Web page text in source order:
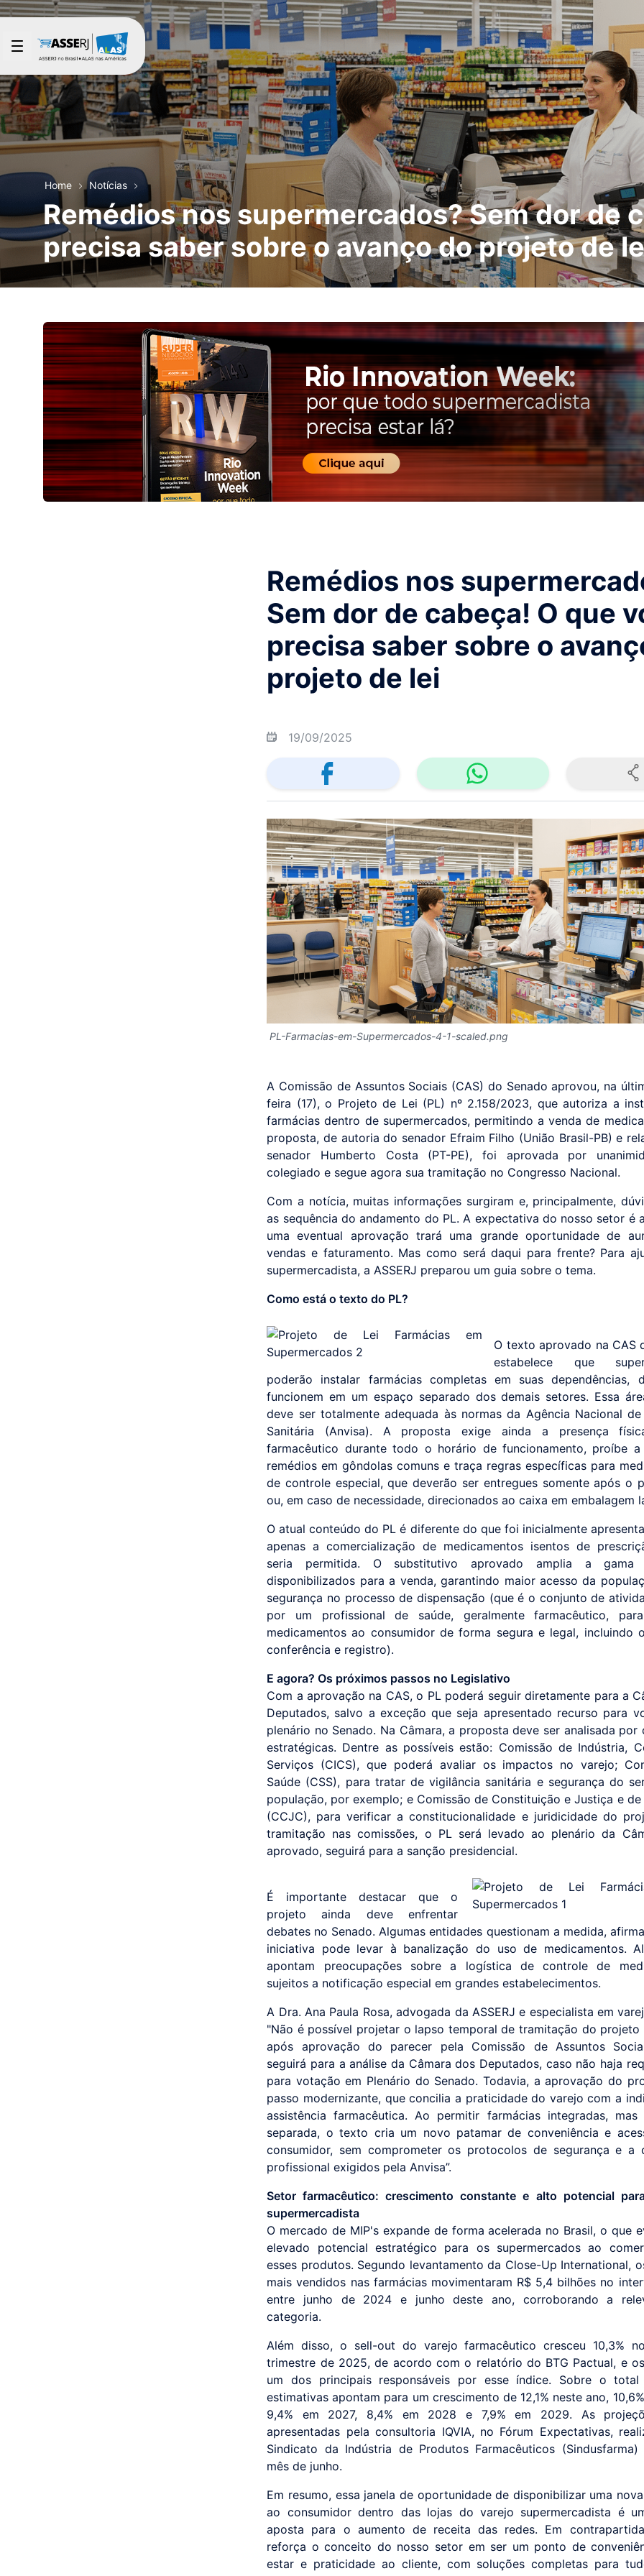
Pular para o Conteúdo principal
Home Notícias
Remédios nos supermercados? Sem dor de
precisa saber sobre o avanço do projeto de
Remédios nos
Sem dor de cabeça! O que
precisa saber sobre o
projeto de lei
19/09/2025
PL-Farmacias-em-Supermercados-4-1-scaled.png
A Comissão de Assuntos Sociais (CAS) do Senado aprovou, na
feira (17), o Projeto de Lei (PL) nº 2.158/2023, que autoriza a
farmácias dentro de supermercados, permitindo a venda de
proposta, de autoria do senador Efraim Filho (União Brasil-PB) e
senador Humberto Costa (PT-PE), foi aprovada por
colegiado e segue agora sua tramitação no Congresso Nacional.
Com a notícia, muitas informações surgiram e, principalmente,
as sequência do andamento do PL. A expectativa do nosso setor é
uma eventual aprovação trará uma grande oportunidade de
vendas e faturamento. Mas como será daqui para frente? Para
supermercadista, a ASSERJ preparou um guia sobre o tema.
Como está o texto do PL?
O texto aprovado na CAS
estabelece que
poderão instalar farmácias completas em suas dependências,
funcionem em um espaço separado dos demais setores. Essa
deve ser totalmente adequada às normas da Agência Nacional
Sanitária (Anvisa). A proposta exige ainda a presença
farmacêutico durante todo o horário de funcionamento, proíbe
remédios em gôndolas comuns e traça regras específicas para
de controle especial, que deverão ser entregues somente após o
ou, em caso de necessidade, direcionados ao caixa em embalagem
O atual conteúdo do PL é diferente do que foi inicialmente
apenas a comercialização de medicamentos isentos de
seria permitida. O substitutivo aprovado amplia a
disponibilizados para a venda, garantindo maior acesso da
segurança no processo de dispensação (que é o conjunto de
por um profissional de saúde, geralmente farmacêutico,
medicamentos ao consumidor de forma segura e legal, incluindo
conferência e registro).
E agora? Os próximos passos no Legislativo
Com a aprovação na CAS, o PL poderá seguir diretamente para a
Deputados, salvo a exceção que seja apresentado recurso para
plenário no Senado. Na Câmara, a proposta deve ser analisada por
estratégicas. Dentre as possíveis estão: Comissão de Indústria,
Serviços (CICS), que poderá avaliar os impactos no varejo;
Saúde (CSS), para tratar de vigilância sanitária e segurança do
população, por exemplo; e Comissão de Constituição e Justiça e de
(CCJC), para verificar a constitucionalidade e juridicidade do
tramitação nas comissões, o PL será levado ao plenário da
aprovado, seguirá para a sanção presidencial.
É importante destacar que o
projeto ainda deve enfrentar
debates no Senado. Algumas entidades questionam a medida,
iniciativa pode levar à banalização do uso de medicamentos.
apontam preocupações sobre a logística de controle de
sujeitos a notificação especial em grandes estabelecimentos.
A Dra. Ana Paula Rosa, advogada da ASSERJ e especialista em
"Não é possível projetar o lapso temporal de tramitação do projeto
após aprovação do parecer pela Comissão de Assuntos
seguirá para a análise da Câmara dos Deputados, caso não haja
para votação em Plenário do Senado. Todavia, a aprovação do
passo modernizante, que concilia a praticidade do varejo com a
assistência farmacêutica. Ao permitir farmácias integradas,
separada, o texto cria um novo patamar de conveniência e
consumidor, sem comprometer os protocolos de segurança e a
profissional exigidos pela Anvisa”.
Setor farmacêutico: crescimento constante e alto potencial
supermercadista
O mercado de MIP's expande de forma acelerada no Brasil, o que
elevado potencial estratégico para os supermercados ao
esses produtos. Segundo levantamento da Close-Up International,
mais vendidos nas farmácias movimentaram R$ 5,4 bilhões no
entre junho de 2024 e junho deste ano, corroborando a
categoria.
Além disso, o sell-out do varejo farmacêutico cresceu 10,3%
trimestre de 2025, de acordo com o relatório do BTG Pactual, e
um dos principais responsáveis por esse índice. Sobre o
estimativas apontam para um crescimento de 12,1% neste ano,
9,4% em 2027, 8,4% em 2028 e 7,9% em 2029. As
apresentadas pela consultoria IQVIA, no Fórum Expectativas,
Sindicato da Indústria de Produtos Farmacêuticos
mês de junho.
Em resumo, essa janela de oportunidade de disponibilizar uma
ao consumidor dentro das lojas do varejo supermercadista é
aposta para o aumento de receita das redes. Em
reforça o conceito do nosso setor em ser um ponto de
estar e praticidade ao cliente, com soluções completas para